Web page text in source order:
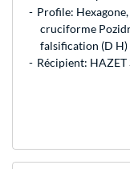
Profile:
cruciforme
falsification (D H)
Récipient: HAZET